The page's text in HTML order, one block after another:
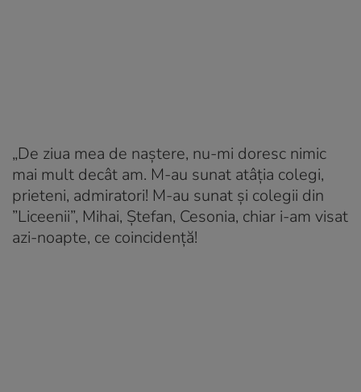
„De ziua mea de naștere, nu-mi doresc nimic
mai mult decât am. M-au sunat atâția colegi,
prieteni, admiratori! M-au sunat și colegii din
”Liceenii”, Mihai, Ștefan, Cesonia, chiar i-am visat
azi-noapte, ce coincidență!